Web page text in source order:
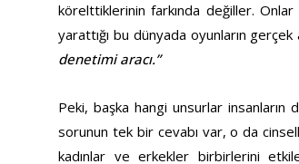
körelttiklerinin farkında değiller. Onlar
yarattığı bu dünyada oyunların gerçek
denetimi aracı.”
Peki, başka hangi unsurlar insanların
sorunun tek bir cevabı var, o da
kadınlar ve erkekler birbirlerini